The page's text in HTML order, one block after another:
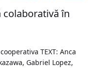
colaborativă în
TEXT: Anca
Gabriel Lopez,